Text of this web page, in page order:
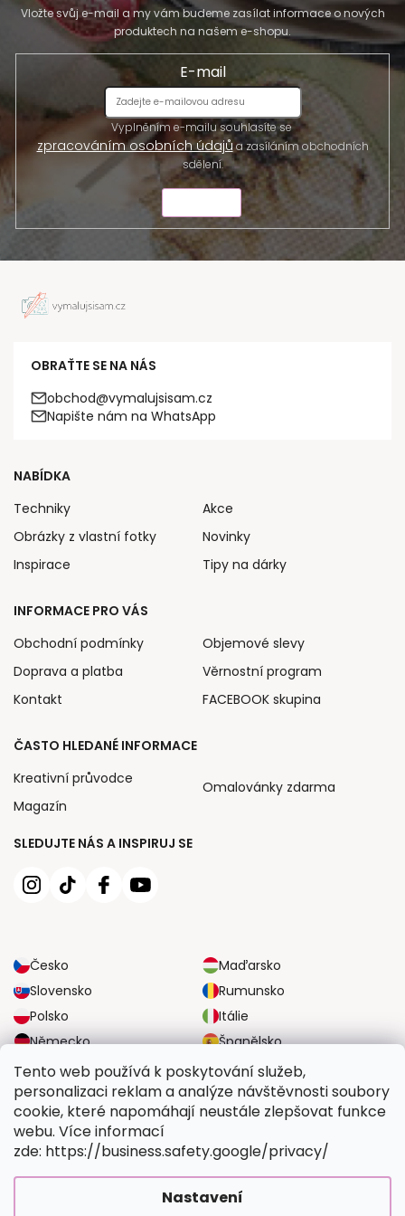
Tento web používá k poskytování služeb,
personalizaci reklam a analýze návštěvnosti soubory
cookie, které napomáhají neustále zlepšovat funkce
webu. Více informací
zde: https://business.safety.google/privacy/
Nastavení
Vložte svůj e-mail a my vám budeme zasílat informace o nových
produktech na našem e-shopu.
E-mail
Vyplněním e-mailu souhlasíte se
zpracováním osobních údajůa zasíláním obchodních
sdělení.
OBRAŤTE SE NA NÁS
obchod@vymalujsisam.cz
Napište nám na WhatsApp
SLEDUJTE NÁS A INSPIRUJ SE
Česko
Maďarsko
Slovensko
Rumunsko
Polsko
Itálie
Německo
Španělsko
Velká Británie
Rakousko
NABÍDKA
Techniky
Obrázky z vlastní fotky
Inspirace
Akce
Novinky
Tipy na dárky
INFORMACE PRO VÁS
Obchodní podmínky
Doprava a platba
Kontakt
Objemové slevy
Věrnostní program
FACEBOOK skupina
ČASTO HLEDANÉ INFORMACE
Kreativní průvodce
Magazín
Omalovánky zdarma
SPOLEHLIVÉ MOŽNOSTI DOPRAVY
BEZPEČNÉ MOŽNOSTI PLATBY